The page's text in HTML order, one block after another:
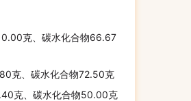
克、碳水化合物66.67
克、碳水化合物72.50克
克、碳水化合物50.00克